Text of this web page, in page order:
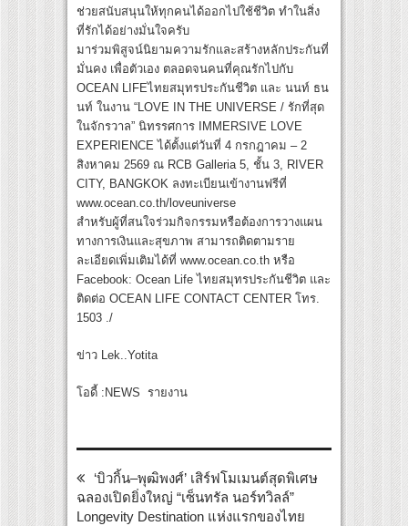
ช่วยสนับสนุนให้ทุกคนได้ออกไปใช้ชีวิต ทำในสิ่ง
ที่รักได้อย่างมั่นใจครับ
มาร่วมพิสูจน์นิยามความรักและสร้างหลักประกันที่
มั่นคง เพื่อตัวเอง ตลอดจนคนที่คุณรักไปกับ
OCEAN LIFEไทยสมุทรประกันชีวิต และ นนท์ ธน
นท์ ในงาน “LOVE IN THE UNIVERSE / รักที่สุด
ในจักรวาล” นิทรรศการ IMMERSIVE LOVE
EXPERIENCE ได้ตั้งแต่วันที่ 4 กรกฎาคม – 2
สิงหาคม 2569 ณ RCB Galleria 5, ชั้น 3, RIVER
CITY, BANGKOK ลงทะเบียนเข้างานฟรีที่
www.ocean.co.th/loveuniverse
สำหรับผู้ที่สนใจร่วมกิจกรรมหรือต้องการวางแผน
ทางการเงินและสุขภาพ สามารถติดตามราย
ละเอียดเพิ่มเติมได้ที่ www.ocean.co.th หรือ
Facebook: Ocean Life ไทยสมุทรประกันชีวิต และ
ติดต่อ OCEAN LIFE CONTACT CENTER โทร.
1503 ./
ข่าว Lek..Yotita
โอดี้ :NEWS รายงาน
‘บิวกิ้น–พุฒิพงศ์’ เสิร์ฟโมเมนต์สุดพิเศษ
ฉลองเปิดยิ่งใหญ่ “เซ็นทรัล นอร์ทวิลล์”
Longevity Destination แห่งแรกของไทย